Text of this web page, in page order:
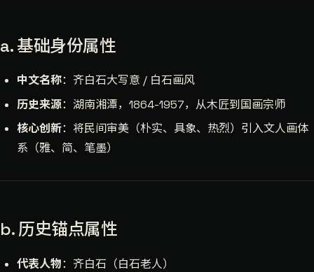
a. 基础身份属性
中文名称：齐白石大写意 / 白石画风
历史来源：湖南湘潭，1864-1957，从木匠到国画宗师
核心创新：将民间审美（朴实、具象、热烈）引入文人画体
系（雅、简、笔墨）
b. 历史锚点属性
代表人物：齐白石（白石老人）